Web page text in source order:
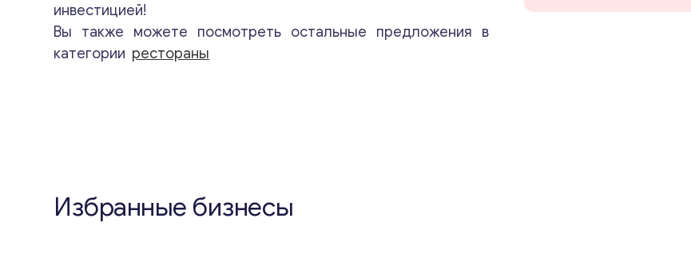
инвестицией!
Вы также можете посмотреть остальные предложения в
категории рестораны
Избранные бизнесы